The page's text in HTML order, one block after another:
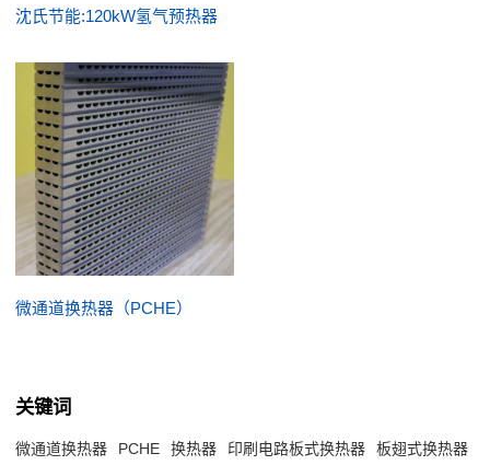
沈氏节能:120kW氢气预热器
微通道换热器（PCHE）
关键词
微通道换热器 PCHE 换热器 印刷电路板式换热器
板翅式换热器